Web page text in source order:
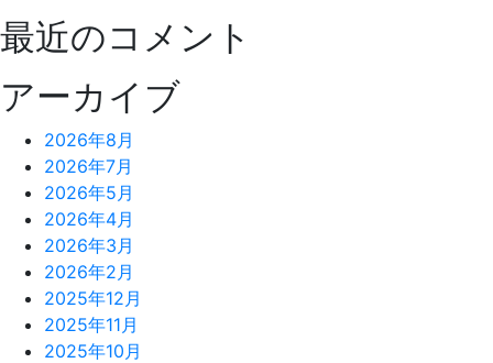
最近のコメント
アーカイブ
2026年8月
2026年7月
2026年5月
2026年4月
2026年3月
2026年2月
2025年12月
2025年11月
2025年10月